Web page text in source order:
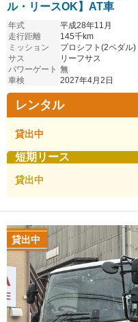
ル・リースOK】AT車
年式
平成28年11月
走行距離
145千km
ミッション
プロシフト(2ペダル)
サス
リーフサス
パワーゲート 無
車検
2027年4月2日
レンタル
貸出中
短期リース
貸出中
貸出中